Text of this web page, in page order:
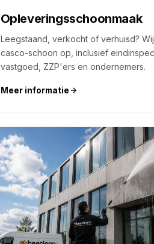
Opleveringsschoonmaak
Leegstaand, verkocht of verhuisd?
casco-schoon op, inclusief
vastgoed, ZZP'ers en ondernemers.
Meer informatie